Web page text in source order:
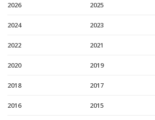
2026 2025
2024 2023
2022 2021
2020 2019
2018 2017
2016 2015